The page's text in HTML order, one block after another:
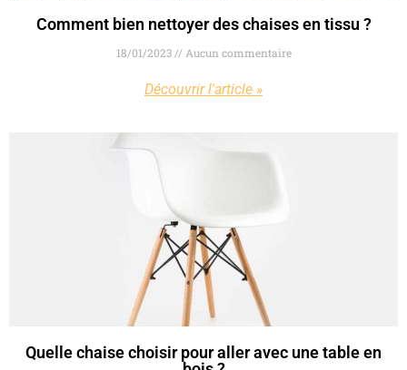
Comment bien nettoyer des chaises en tissu ?
18/01/2023 Aucun commentaire
Découvrir l'article »
Quelle chaise choisir pour aller avec une table en